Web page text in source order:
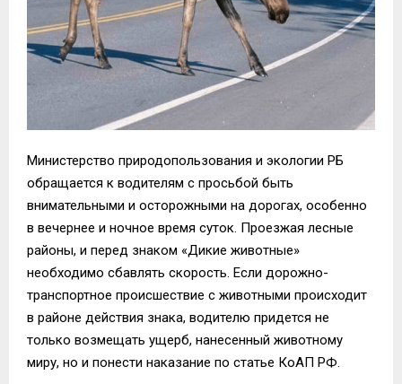
Министерство природопользования и экологии РБ
обращается к водителям с просьбой быть
внимательными и осторожными на дорогах, особенно
в вечернее и ночное время суток. Проезжая лесные
районы, и перед знаком «Дикие животные»
необходимо сбавлять скорость. Если дорожно-
транспортное происшествие с животными происходит
в районе действия знака, водителю придется не
только возмещать ущерб, нанесенный животному
миру, но и понести наказание по статье КоАП РФ.